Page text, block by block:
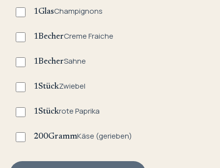
1GlasChampignons
1BecherCreme Fraiche
1BecherSahne
1StückZwiebel
1Stückrote Paprika
200GrammKäse (gerieben)